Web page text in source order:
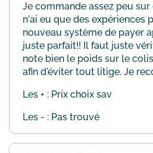
Je commande assez peu
n'ai eu que des expériences
nouveau système de payer
juste parfait!! Il faut juste
note bien le poids sur le
afin d'éviter tout litige. Je
Les + : Prix choix sav
Les - : Pas trouvé